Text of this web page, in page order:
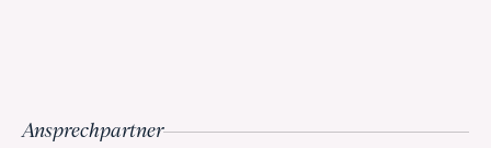
Ansprechpartner